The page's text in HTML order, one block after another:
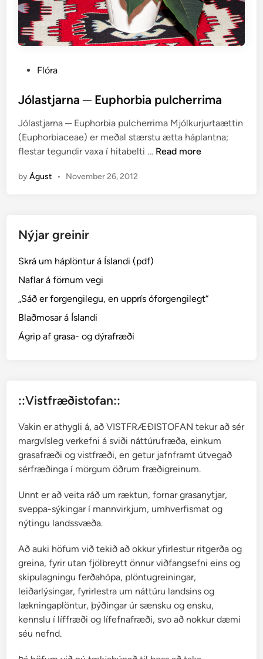
e
d
i
Flóra
Jólastjarna ─ Euphorbia pulcherrima
Jólastjarna ─ Euphorbia pulcherrima Mjólkurjurtaættin
(Euphorbiaceae) er meðal stærstu ætta háplantna;
flestar tegundir vaxa í hitabelti … J
─
a
p
u
l
c
r
i
m
a
Read more
byÁgust • November 26, 2012
Nýjar greinir
Skrá um háplöntur á Íslandi (pdf)
Naflar á förnum vegi
„Sáð er forgengilegu, en upprís óforgengilegt“
Blaðmosar á Íslandi
Ágrip af grasa- og dýrafræði
::Vistfræðistofan::
Vakin er athygli á, að VISTFRÆÐISTOFAN tekur að sér
margvísleg verkefni á sviði náttúrufræða, einkum
grasafræði og vistfræði, en getur jafnframt útvegað
sérfræðinga í mörgum öðrum fræðigreinum.
Unnt er að veita ráð um ræktun, fornar grasanytjar,
sveppa-sýkingar í mannvirkjum, umhverfismat og
nýtingu landssvæða.
Að auki höfum við tekið að okkur yfirlestur ritgerða og
greina, fyrir utan fjölbreytt önnur viðfangsefni eins og
skipulagningu ferðahópa, plöntugreiningar,
leiðarlýsingar, fyrirlestra um náttúru landsins og
lækningaplöntur, þýðingar úr sænsku og ensku,
kennslu í líffræði og lífefnafræði, svo að nokkur dæmi
séu nefnd.